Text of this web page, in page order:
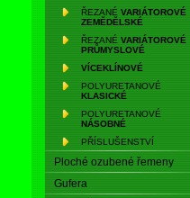
ŘEZANÉ VARIÁTOROVÉ
ZEMĚDĚLSKÉ
ŘEZANÉ VARIÁTOROVÉ
PRŮMYSLOVÉ
VÍCEKLÍNOVÉ
POLYURETANOVÉ
KLASICKÉ
POLYURETANOVÉ
NÁSOBNÉ
PŘÍSLUŠENSTVÍ
Ploché ozubené řemeny
Gufera